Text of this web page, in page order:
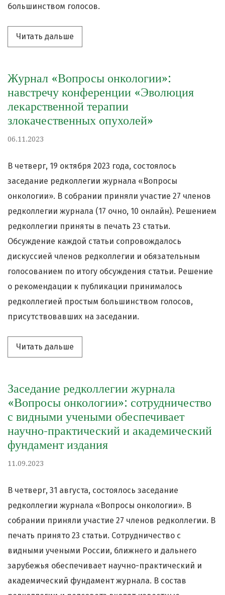
большинством голосов.
Читать дальше
Журнал «Вопросы онкологии»:
навстречу конференции «Эволюция
лекарственной терапии
злокачественных опухолей»
06.11.2023
В четверг, 19 октября 2023 года, состоялось
заседание редколлегии журнала «Вопросы
онкологии». В собрании приняли участие 27 членов
редколлегии журнала (17 очно, 10 онлайн). Решением
редколлегии приняты в печать 23 статьи.
Обсуждение каждой статьи сопровождалось
дискуссией членов редколлегии и обязательным
голосованием по итогу обсуждения статьи. Решение
о рекомендации к публикации принималось
редколлегией простым большинством голосов,
присутствовавших на заседании.
Читать дальше
Заседание редколлегии журнала
«Вопросы онкологии»: сотрудничество
с видными учеными обеспечивает
научно-практический и академический
фундамент издания
11.09.2023
В четверг, 31 августа, состоялось заседание
редколлегии журнала «Вопросы онкологии». В
собрании приняли участие 27 членов редколлегии. В
печать принято 23 статьи. Сотрудничество с
видными учеными России, ближнего и дальнего
зарубежья обеспечивает научно-практический и
академический фундамент журнала. В состав